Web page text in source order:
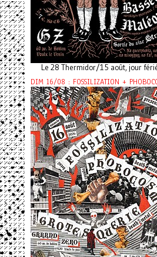
Le 28 Thermidor/15 août, jour
DIM 16/08 : FOSSILIZATION +